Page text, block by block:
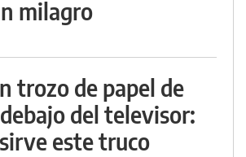
milagro
trozo de papel de
del televisor:
este truco